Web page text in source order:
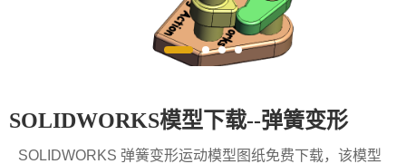
SOLIDWORKS模型下载--弹簧变形
SOLIDWORKS 弹簧变形运动模型图纸免费下载，该模型